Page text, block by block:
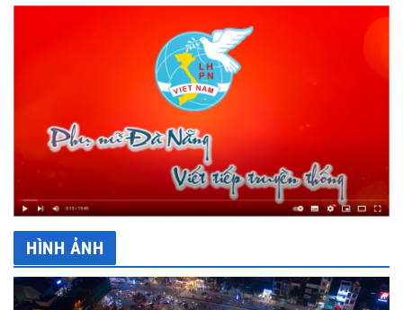
HÌNH ẢNH